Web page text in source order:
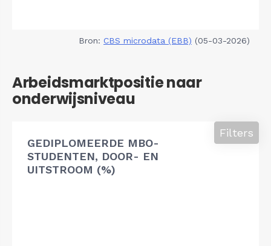
Bron: CBS microdata (EBB) (05-03-2026)
Arbeidsmarktpositie naar
onderwijsniveau
GEDIPLOMEERDE MBO-
STUDENTEN, DOOR- EN
UITSTROOM (%)
Filters